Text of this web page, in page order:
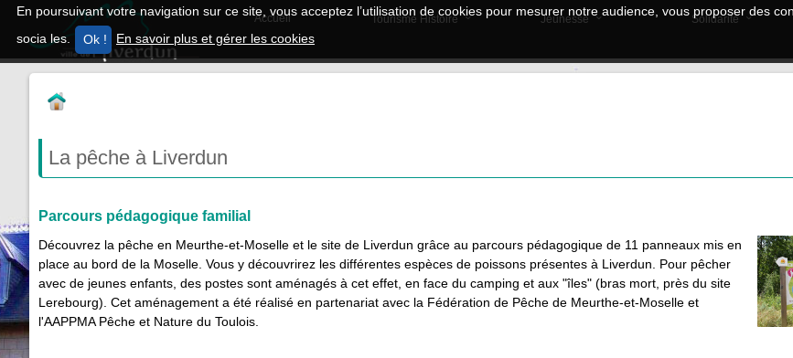
En poursuivant votre navigation sur ce site, vous acceptez l’utilisation de cookies pour mesurer notre audience, vous proposer des
socia les.
En savoir plus et gérer les cookies
Accueil Tourisme Histoire Jeunesse Solidarité
La pêche à Liverdun
Parcours pédagogique familial
Découvrez la pêche en Meurthe-et-Moselle et le site de Liverdun grâce au parcours pédagogique de 11 panneaux mis en
place au bord de la Moselle. Vous y découvrirez les différentes espèces de poissons présentes à Liverdun. Pour pêcher
avec de jeunes enfants, des postes sont aménagés à cet effet, en face du camping et aux "îles" (bras mort, près du site
Lerebourg). Cet aménagement a été réalisé en partenariat avec la Fédération de Pêche de Meurthe-et-Moselle et
l'AAPPMA Pêche et Nature du Toulois.